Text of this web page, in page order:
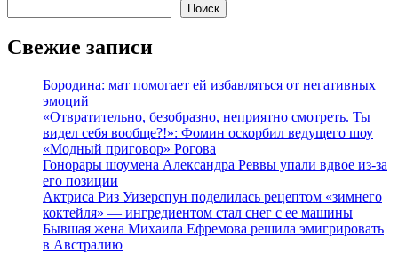
Поиск
Свежие записи
Бородина: мат помогает ей избавляться от негативных
эмоций
«Отвратительно, безобразно, неприятно смотреть. Ты
видел себя вообще?!»: Фомин оскорбил ведущего шоу
«Модный приговор» Рогова
Гонорары шоумена Александра Реввы упали вдвое из-за
его позиции
Актриса Риз Уизерспун поделилась рецептом «зимнего
коктейля» — ингредиентом стал снег с ее машины
Бывшая жена Михаила Ефремова решила эмигрировать
в Австралию